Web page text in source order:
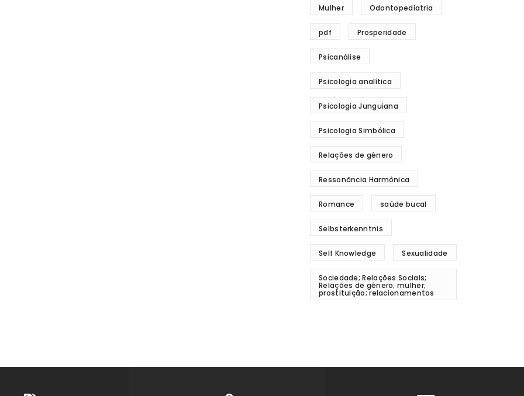
Mulher Odontopediatria
pdf Prosperidade
Psicanálise
Psicologia analítica
Psicologia Junguiana
Psicologia Simbólica
Relações de gênero
Ressonância Harmônica
Romance saúde bucal
Selbsterkenntnis
Self Knowledge Sexualidade
Sociedade; Relações Sociais;
Relações de gênero; mulher;
prostituição; relacionamentos